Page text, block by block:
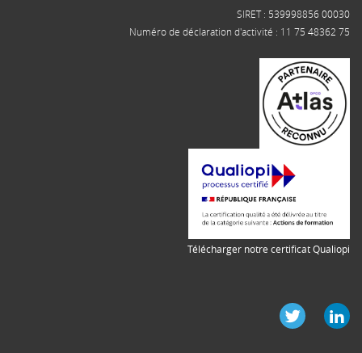
SIRET : 539998856 00030
Numéro de déclaration d'activité : 11 75 48362 75
Télécharger notre certificat Qualiopi